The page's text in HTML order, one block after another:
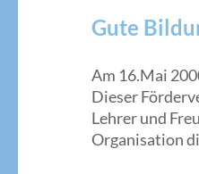
Gute
Am 16.Mai
Dieser
Lehrer und
Organisation